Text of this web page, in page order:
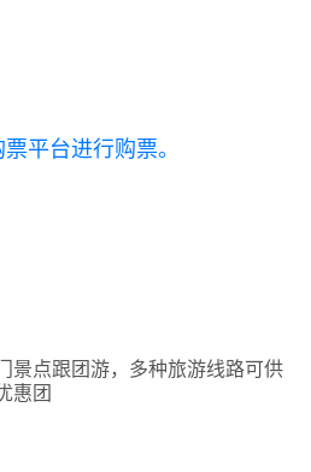
平台进行购票。
景点跟团游，多种旅游线路可供
惠团